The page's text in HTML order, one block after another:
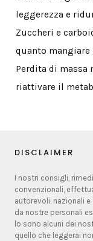
leggerezza e
Zuccheri e
quanto mangiare
Perdita di massa
riattivare il
DISCLAIMER
I nostri consigli,
convenzionali,
autorevoli, nazionali
da nostre personali
lo sono alcuni dei
quello che leggerai